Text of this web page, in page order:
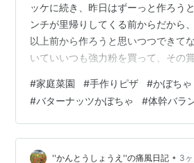
ッケに続き、昨日はずーっと作ろう
ンチが里帰りしてくる前からだから
以上前から作ろうと思いつつできて
いていいつも強力粉を買って、その
最中からすでに膨らみ始めてたので
の野菜室に入れておいたのですが、
ょっと発酵しすぎだけど、ピザだか
（笑） 一枚目↑はベーコン、コーン
ン。 二枚目↓はソーセージと茹で卵
#家庭菜園 #手作りピザ #かぼちゃ
#バターナッツかぼちゃ #体幹バラ
''かんとうしょうえ''の痛風日記 • 3